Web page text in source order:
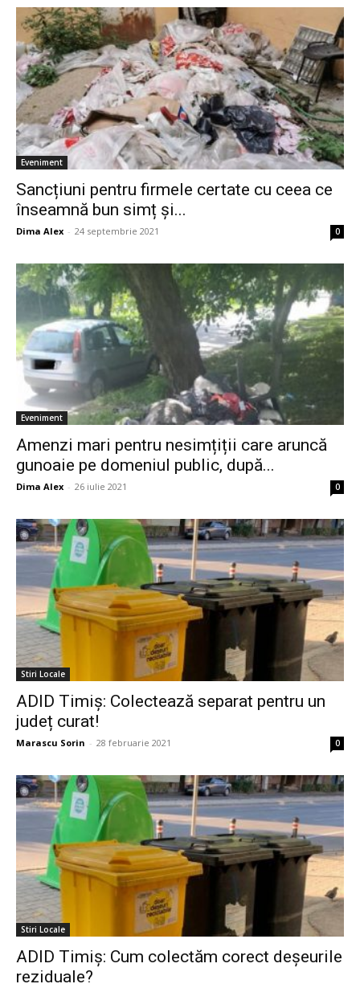
Eveniment
Sancțiuni pentru firmele certate cu ceea ce
înseamnă bun simț și...
Dima Alex - 24 septembrie 2021 0
Eveniment
Amenzi mari pentru nesimțiții care aruncă
gunoaie pe domeniul public, după...
Dima Alex - 26 iulie 2021 0
Stiri Locale
ADID Timiș: Colectează separat pentru un
județ curat!
Marascu Sorin - 28 februarie 2021 0
Stiri Locale
ADID Timiș: Cum colectăm corect deșeurile
reziduale?